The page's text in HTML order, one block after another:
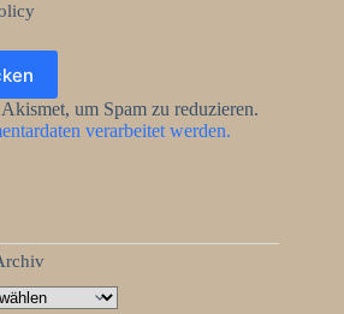
um Spam zu reduzieren.
verarbeitet werden.